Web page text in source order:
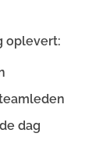
oplevert:
dag